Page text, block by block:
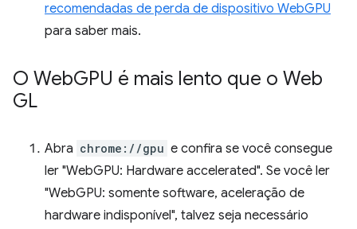
recomendadas de perda de dispositivo WebGPU
para saber mais.
O WebGPU é mais lento que o Web
GL
Abra chrome://gpu e confira se você consegue
ler "WebGPU: Hardware accelerated". Se você ler
"WebGPU: somente software, aceleração de
hardware indisponível", talvez seja necessário